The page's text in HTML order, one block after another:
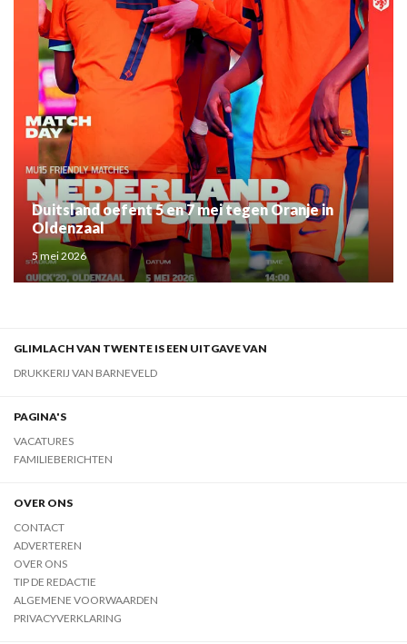
Duitsland oefent 5 en 7 mei tegen Oranje in
Oldenzaal
5 mei 2026
GLIMLACH VAN TWENTE IS EEN UITGAVE VAN
DRUKKERIJ VAN BARNEVELD
PAGINA'S
VACATURES
FAMILIEBERICHTEN
OVER ONS
CONTACT
ADVERTEREN
OVER ONS
TIP DE REDACTIE
ALGEMENE VOORWAARDEN
PRIVACYVERKLARING